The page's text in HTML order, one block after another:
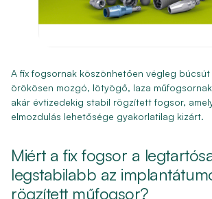
A fix fogsornak köszönhetően végleg
örökösen mozgó, lötyögő, laza
akár évtizedekig stabil rögzített fogsor,
elmozdulás lehetősége gyakorlatilag kizárt.
Miért a fix fogsor a
legstabilabb az
rögzített műfogsor?